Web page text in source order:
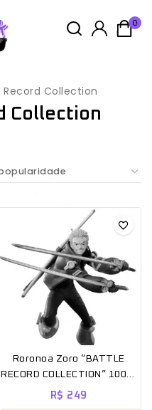
0
Record Collection
Collection
Roronoa Zoro “BATTLE
RECORD COLLECTION” 100%
Original Lacrado [Banpresto]
R$ 249